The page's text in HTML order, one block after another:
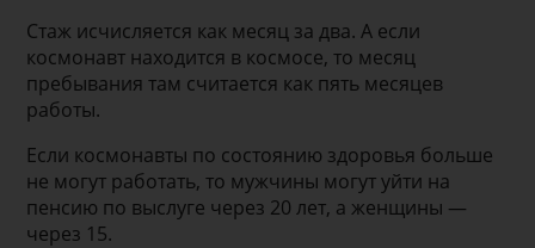
Стаж исчисляется как месяц за два. А если
космонавт находится в космосе, то месяц
пребывания там считается как пять месяцев
работы.
Если космонавты по состоянию здоровья больше
не могут работать, то мужчины могут уйти на
пенсию по выслуге через 20 лет, а женщины —
через 15.